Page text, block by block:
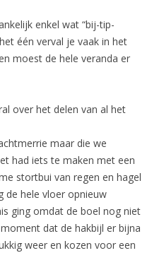
enkel wat “bij-tip-
één verval je vaak in het
moest de hele veranda er
over het delen van al het
maar die we
had iets te maken met een
stortbui van regen en hagel
de hele vloer opnieuw
ging omdat de boel nog niet
dat de hakbijl er bijna
weer en kozen voor een